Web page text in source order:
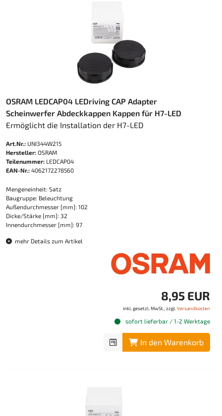
OSRAM LEDCAP04 LEDriving CAP Adapter
Scheinwerfer Abdeckkappen Kappen für H7-LED
Ermöglicht die Installation der H7-LED​
Art.Nr.: UNI344W215
Hersteller: OSRAM
Teilenummer: LEDCAP04
EAN-Nr.: 4062172278560
Mengeneinheit: Satz
Baugruppe: Beleuchtung
Außendurchmesser [mm]: 102
Dicke/Stärke [mm]: 32
Innendurchmesser [mm]: 97
mehr Details zum Artikel
8,95 EUR
inkl. gesetzl. MwSt., zzgl. Versandkosten
sofort lieferbar / 1-2 Werktage
In den Warenkorb